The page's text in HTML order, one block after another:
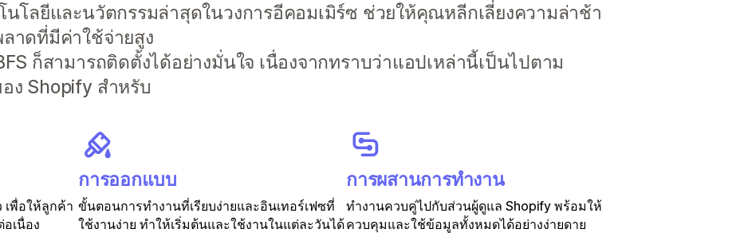
นโลยีและนวัตกรรมล่าสุดในวงการอีคอมเมิร์ซ ช่วยให้คุณหลีกเลี่ยงความล่าช้า
าดที่มีค่าใช้จ่ายสูง
ก็สามารถติดตั้งได้อย่างมั่นใจ เนื่องจากทราบว่าแอปเหล่านี้เป็นไปตาม
ง Shopify สำหรับ
เพื่อให้ลูกค้า
เนื่อง
การออกแบบ
ขั้นตอนการทำงานที่เรียบง่ายและอินเทอร์เฟซที่
ใช้งานง่าย ทำให้เริ่มต้นและใช้งานในแต่ละวันได้
การผสานการทำงาน
ทำงานควบคู่ไปกับส่วนผู้ดูแล Shopify พร้อมให้
ควบคุมและใช้ข้อมูลทั้งหมดได้อย่างง่ายดาย